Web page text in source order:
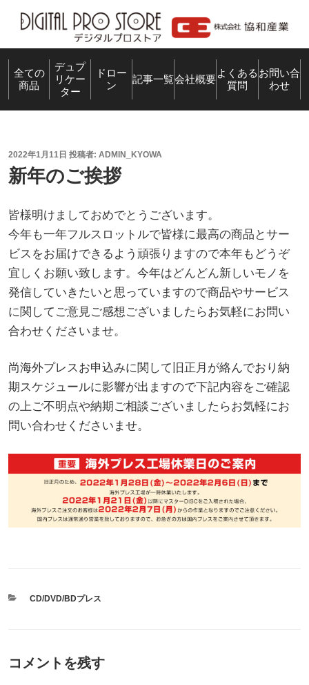
テ
プ
全ての
商品
デュプ
リケー
ター
ドロー
ン
記事一覧会社概要
よくある
質問
お問い合
わせ
投
稿
日:
2022年1月11日 投稿者: ADMIN_KYOWA
新年のご挨拶
皆様明けましておめでとうございます。
今年も一年フルスロットルで皆様に最高の商品とサー
ビスをお届けできるよう頑張りますので本年もどうぞ
宜しくお願い致します。今年はどんどん新しいモノを
発信していきたいと思っていますので商品やサービス
に関してご意見ご感想ございましたらお気軽にお問い
合わせくださいませ。
尚海外プレスお申込みに関して旧正月が絡んでおり納
期スケジュールに影響が出ますので下記内容をご確認
の上ご不明点や納期ご相談ございましたらお気軽にお
問い合わせくださいませ。
カ
CD/DVD/BDプレス
コメントを残す